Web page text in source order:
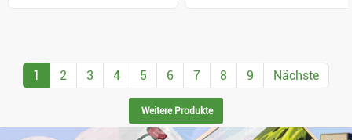
1 2 3 4 5 6 7 8 9 Nächste
Weitere Produkte